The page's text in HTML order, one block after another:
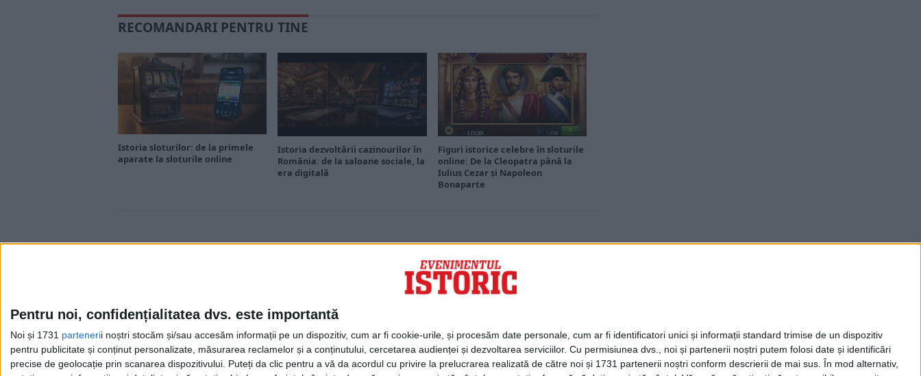
Pentru noi, confidențialitatea dvs. este importantă
Noi și 1731 partenerii noștri stocăm și/sau accesăm informații pe un dispozitiv, cum ar fi cookie-urile, și procesăm date personale, cum ar fi identificatori unici și informații standard trimise de un dispozitiv
pentru publicitate și conținut personalizate, măsurarea reclamelor și a conținutului, cercetarea audienței și dezvoltarea serviciilor. Cu permisiunea dvs., noi și partenerii noștri putem folosi date și identificări
precise de geolocație prin scanarea dispozitivului. Puteți da clic pentru a vă da acordul cu privire la prelucrarea realizată de către noi și 1731 partenerii noștri conform descrierii de mai sus. În mod alternativ,
RECOMANDARI PENTRU TINE
Istoria sloturilor: de la primele
aparate la sloturile online
Istoria dezvoltării cazinourilor în
România: de la saloane sociale, la
era digitală
Figuri istorice celebre în sloturile
online: De la Cleopatra până la
Iulius Cezar și Napoleon
Bonaparte
Cea mai mare revistă de istorie din Europa!.
Media KIT
Evenimentul Zilei
Doctorul Zilei
Infofinanciar
Infoactual
Editura de carte
EVZ Comunicate